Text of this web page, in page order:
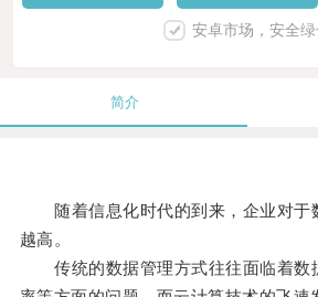
安卓市场，安全
简介
随着信息化时代的到来，企业对于
越高。
传统的数据管理方式往往面临着数